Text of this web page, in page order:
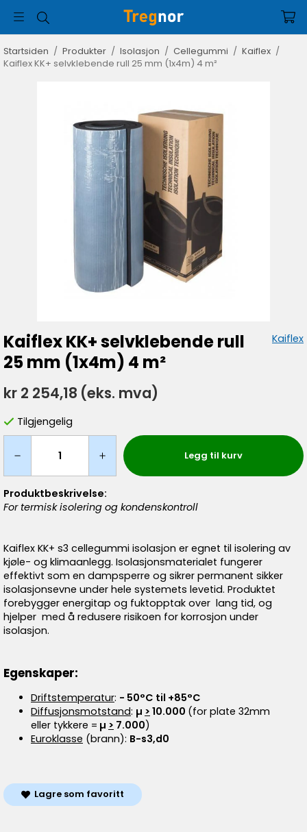
Startsiden / Produkter / Isolasjon / Cellegummi / Kaiflex /
Kaiflex KK+ selvklebende rull 25 mm (1x4m) 4 m²
Kaiflex KK+ selvklebende rull
25 mm (1x4m) 4 m²
Kaiflex
kr 2 254,18 (eks. mva)
Tilgjengelig
Legg til kurv
Produktbeskrivelse:
For termisk isolering og kondenskontroll
Kaiflex KK+ s3 cellegummi isolasjon er egnet til isolering av
kjøle- og klimaanlegg. Isolasjonsmaterialet fungerer
effektivt som en dampsperre og sikrer permanent sikker
isolasjonsevne under hele systemets levetid. Produktet
forebygger energitap og fuktopptak over lang tid, og
hjelper med å redusere risikoen for korrosjon under
isolasjon.
Egenskaper:
Driftstemperatur: - 50°C til +85°C
Diffusjonsmotstand: µ > 10.000 (for plate 32mm
eller tykkere = µ > 7.000)
Euroklasse (brann): B-s3,d0
Lagre som favoritt